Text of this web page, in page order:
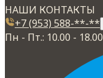
НАШИ КОНТАКТЫ
+7 (953) 588-**-**
Пн - Пт.: 10.00 - 18.00